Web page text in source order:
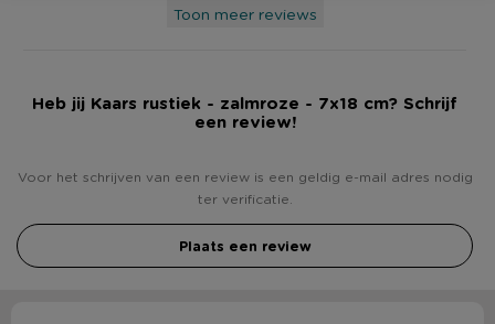
Toon meer reviews
Heb jij Kaars rustiek - zalmroze - 7x18 cm? Schrijf
een review!
Voor het schrijven van een review is een geldig e-mail adres nodig
ter verificatie.
Plaats een review